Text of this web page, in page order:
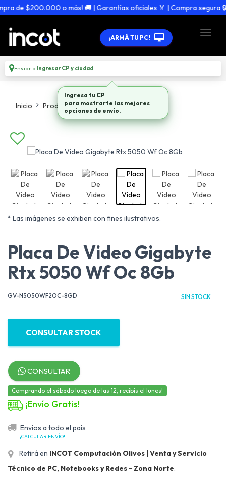
de $200.000 o más! 🚚 | Garantías oficiales 🏅 | Compra segura 🔒
¡ARMÁ TU PC!
Enviar a Ingresar CP y ciudad
Inicio Productos Placas De Video
* Las imágenes se exhiben con fines ilustrativos.
Placa De Video Gigabyte
Rtx 5050 Wf Oc 8Gb
GV-N5050WF2OC-8GD SIN STOCK
CONSULTAR STOCK
CONSULTAR
Comprando el sábado luego de las 12, recibís el lunes!
¡Envío Gratis!
Envíos a todo el país
¡CALCULAR ENVÍO!
Retirá en INCOT Computación Olivos | Venta y Servicio
Técnico de PC, Notebooks y Redes - Zona Norte.
Ingresa tu CP
para mostrarte las mejores
opciones de envío.